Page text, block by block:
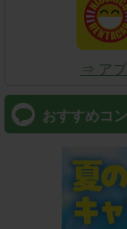
⇒ アプ
おすすめコ